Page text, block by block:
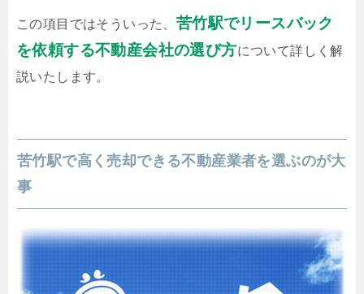
この項目ではそういった、 苦竹駅でリースバック
を依頼する不動産会社の選び方について詳しく解
説いたします。
苦竹駅で高く売却できる不動産業者を選ぶのが大
事